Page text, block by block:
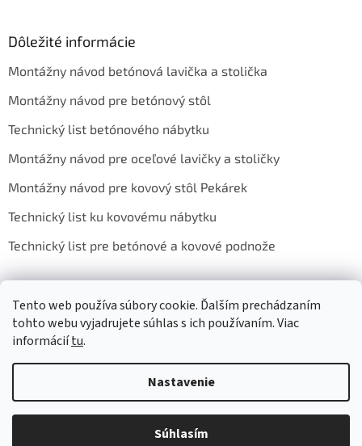
Tento web používa súbory cookie. Ďalším prechádzaním
tohto webu vyjadrujete súhlas s ich používaním. Viac
informáciítu.
Nastavenie
Súhlasím
Dôležité informácie
Montážny návod betónová lavička a stolička
Montážny návod pre betónový stôl
Technický list betónového nábytku
Montážny návod pre oceľové lavičky a stoličky
Montážny návod pre kovový stôl Pekárek
Technický list ku kovovému nábytku
Technický list pre betónové a kovové podnože
Sledujte nás na Facebooku
Vytvoril Shoptet
Zahradné Sedenie. Všetky práva vyhradené.